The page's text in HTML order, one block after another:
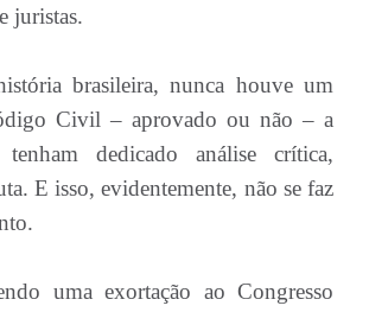
juristas.
brasileira, nunca houve um
Civil – aprovado ou não – a
dedicado análise crítica,
E isso, evidentemente, não se faz
uma exortação ao Congresso